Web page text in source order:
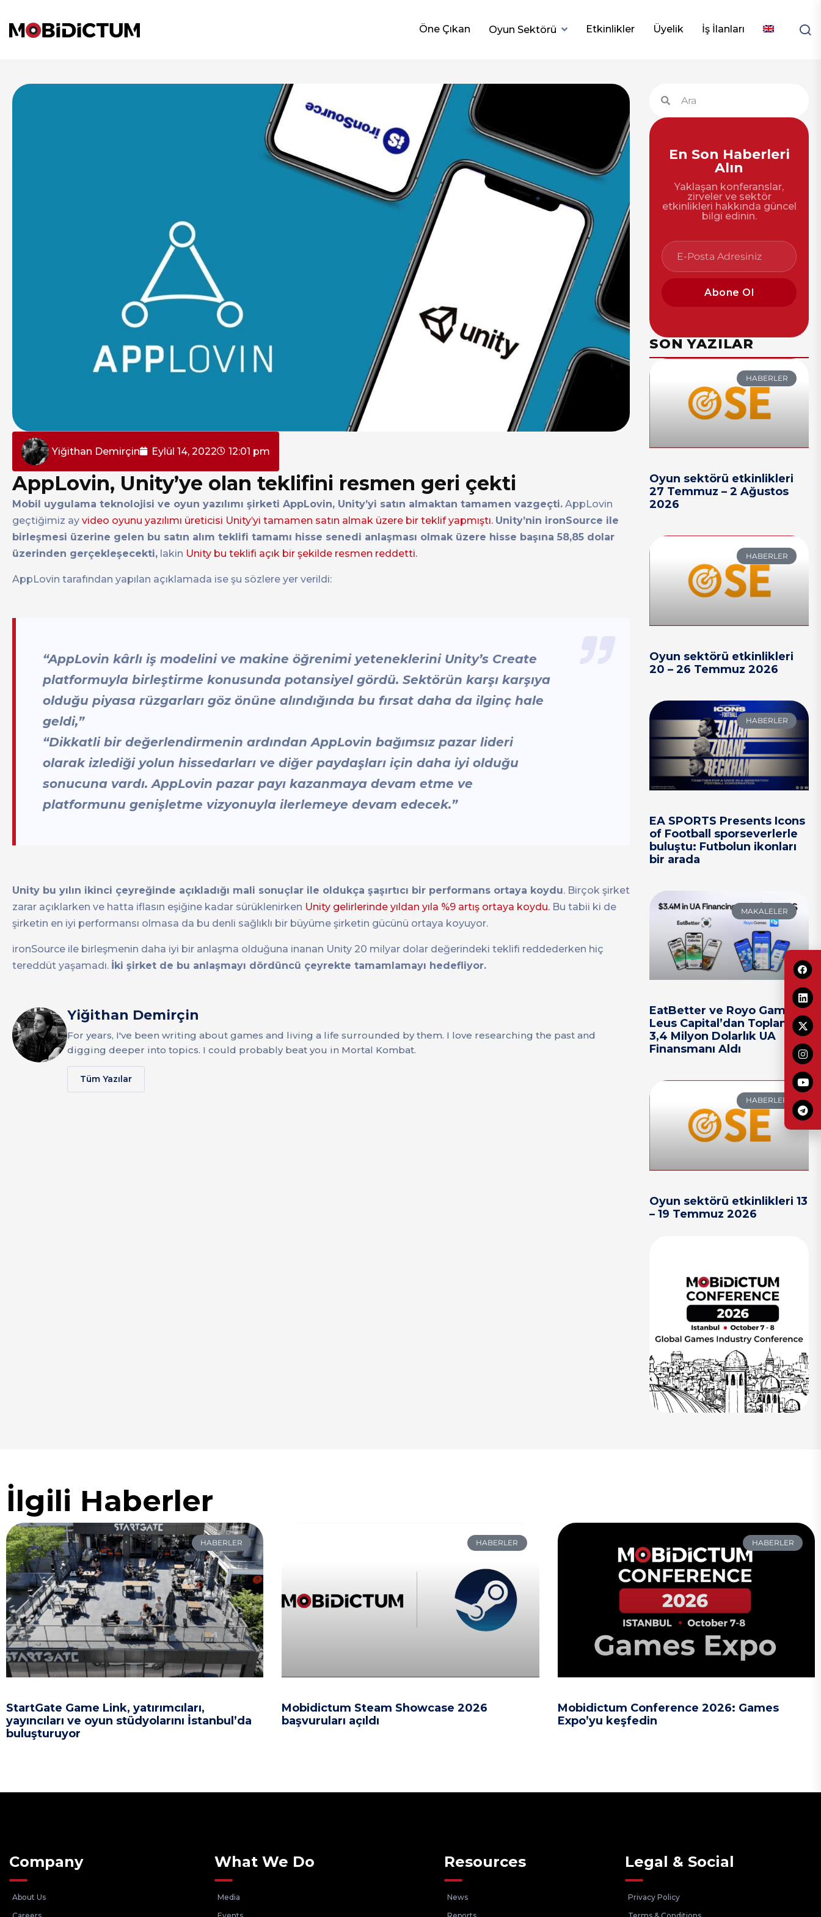
Öne Çıkan Oyun Sektörü Etkinlikler Üyelik İş İlanları
Yiğithan Demirçin Eylül 14, 2022 12:01 pm
AppLovin, Unity’ye olan teklifini resmen geri çekti
Mobil uygulama teknolojisi ve oyun yazılımı şirketi AppLovin, Unity’yi satın almaktan tamamen vazgeçti. AppLovin
geçtiğimiz ay video oyunu yazılımı üreticisi Unity’yi tamamen satın almak üzere bir teklif yapmıştı. Unity’nin ironSource ile
birleşmesi üzerine gelen bu satın alım teklifi tamamı hisse senedi anlaşması olmak üzere hisse başına 58,85 dolar
üzerinden gerçekleşecekti, lakin Unity bu teklifi açık bir şekilde resmen reddetti.
AppLovin tarafından yapılan açıklamada ise şu sözlere yer verildi:
“AppLovin kârlı iş modelini ve makine öğrenimi yeteneklerini Unity’s Create
platformuyla birleştirme konusunda potansiyel gördü. Sektörün karşı karşıya
olduğu piyasa rüzgarları göz önüne alındığında bu fırsat daha da ilginç hale
geldi,”
“Dikkatli bir değerlendirmenin ardından AppLovin bağımsız pazar lideri
olarak izlediği yolun hissedarları ve diğer paydaşları için daha iyi olduğu
sonucuna vardı. AppLovin pazar payı kazanmaya devam etme ve
platformunu genişletme vizyonuyla ilerlemeye devam edecek.”
Unity bu yılın ikinci çeyreğinde açıkladığı mali sonuçlar ile oldukça şaşırtıcı bir performans ortaya koydu. Birçok şirket
zarar açıklarken ve hatta iflasın eşiğine kadar sürüklenirken Unity gelirlerinde yıldan yıla %9 artış ortaya koydu. Bu tabii ki de
şirketin en iyi performansı olmasa da bu denli sağlıklı bir büyüme şirketin gücünü ortaya koyuyor.
ironSource ile birleşmenin daha iyi bir anlaşma olduğuna inanan Unity 20 milyar dolar değerindeki teklifi reddederken hiç
tereddüt yaşamadı. İki şirket de bu anlaşmayı dördüncü çeyrekte tamamlamayı hedefliyor.
Yiğithan Demirçin
For years, I've been writing about games and living a life surrounded by them. I love researching the past and
digging deeper into topics. I could probably beat you in Mortal Kombat.
Tüm Yazılar
En Son Haberleri
Alın
Yaklaşan konferanslar,
zirveler ve sektör
etkinlikleri hakkında güncel
bilgi edinin.
Abone Ol
SON YAZILAR
HABERLER
Oyun sektörü etkinlikleri
27 Temmuz – 2 Ağustos
2026
HABERLER
Oyun sektörü etkinlikleri
20 – 26 Temmuz 2026
HABERLER
EA SPORTS Presents Icons
of Football sporseverlerle
buluştu: Futbolun ikonları
bir arada
MAKALELER
EatBetter ve Royo Games,
Leus Capital’dan Toplam
3,4 Milyon Dolarlık UA
Finansmanı Aldı
HABERLER
Oyun sektörü etkinlikleri 13
– 19 Temmuz 2026
İlgili Haberler
HABERLER
StartGate Game Link, yatırımcıları,
yayıncıları ve oyun stüdyolarını İstanbul’da
buluşturuyor
HABERLER
Mobidictum Steam Showcase 2026
başvuruları açıldı
HABERLER
Mobidictum Conference 2026: Games
Expo’yu keşfedin
Company
About Us
What We Do
Media
Resources
News
Legal & Social
Privacy Policy